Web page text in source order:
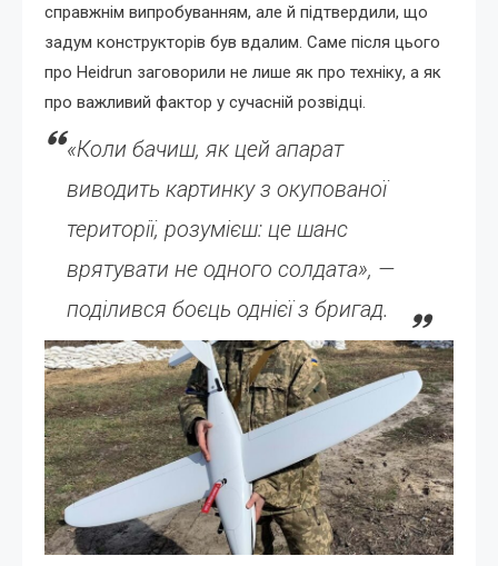
справжнім випробуванням, але й підтвердили, що
задум конструкторів був вдалим. Саме після цього
про Heidrun заговорили не лише як про техніку, а як
про важливий фактор у сучасній розвідці.
«Коли бачиш, як цей апарат
виводить картинку з окупованої
території, розумієш: це шанс
врятувати не одного солдата», —
поділився боєць однієї з бригад.